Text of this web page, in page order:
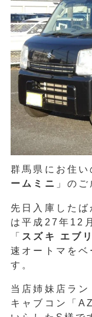
群馬県にお住い
ームミニ 」の
先日入庫した
は平成27年12
「
スズキ エブ
速オートマをベ
す。
当店姉妹店ラ
キャブコン「